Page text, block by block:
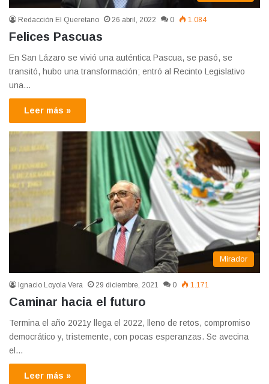
Redacción El Queretano 26 abril, 2022 0 1.084
Felices Pascuas
En San Lázaro se vivió una auténtica Pascua, se pasó, se
transitó, hubo una transformación; entró al Recinto Legislativo
una…
Leer más »
Mirador
Ignacio Loyola Vera 29 diciembre, 2021 0 1.171
Caminar hacia el futuro
Termina el año 2021y llega el 2022, lleno de retos, compromiso
democrático y, tristemente, con pocas esperanzas. Se avecina
el…
Leer más »